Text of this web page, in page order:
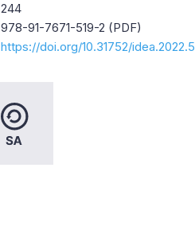
244
978-91-7671-519-2 (PDF)
https://doi.org/10.31752/idea.2022.5